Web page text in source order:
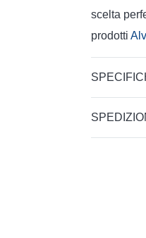
scelta
prodotti